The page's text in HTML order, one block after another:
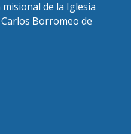
de la Iglesia
Borromeo de